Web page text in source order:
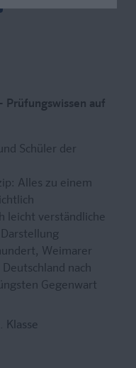
Prüfungswissen auf
Schüler der
Alles zu einem
leicht verständliche
Weimarer
nach
Gegenwart
Klasse